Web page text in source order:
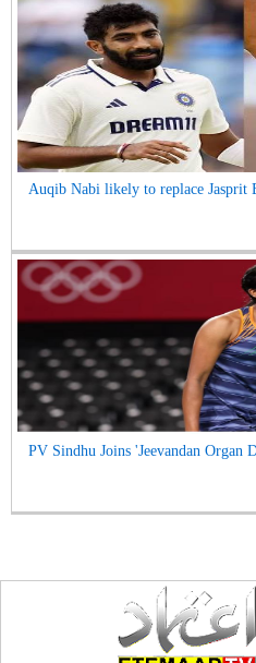
Auqib Nabi likely to replace Jasprit
PV Sindhu Joins 'Jeevandan Organ